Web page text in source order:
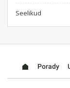
Seelikud
Porady